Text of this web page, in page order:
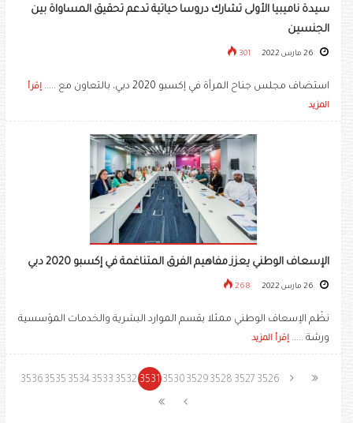
سيدة ناميبيا الأولى تشارك دروسا حياتية تدعم تحقيق المساواة بين
الجنسين
301
استضاف مجلس جناح المرأة في إكسبو 2020 دبي، بالتعاون مع .....
إقرأ
المزيد
الإسعاف الوطني يعزز مفاهيم الفرق المتناغمة في إكسبو 2020 دبي
268
نظّم الإسعاف الوطني ممثلا بقسم الموارد البشرية والخدمات المؤسسية
ورشة ..... إقرأ المزيد
3526
3527
3528
3529
3530
3531
3532
3533
3534
3535
3536